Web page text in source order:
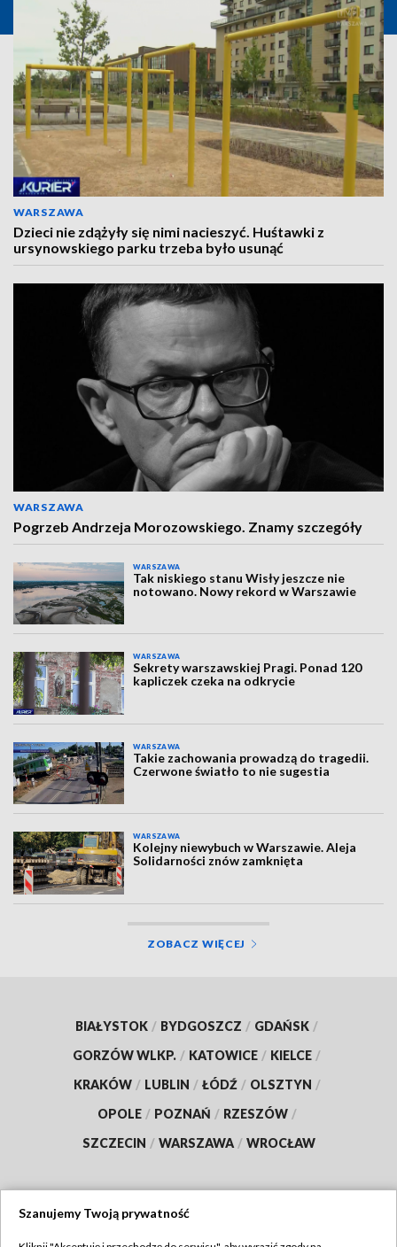
WARSZAWA
Dzieci nie zdążyły się nimi nacieszyć. Huśtawki z
ursynowskiego parku trzeba było usunąć
WARSZAWA
Pogrzeb Andrzeja Morozowskiego. Znamy szczegóły
WARSZAWA
Tak niskiego stanu Wisły jeszcze nie
notowano. Nowy rekord w Warszawie
WARSZAWA
Sekrety warszawskiej Pragi. Ponad 120
kapliczek czeka na odkrycie
WARSZAWA
Takie zachowania prowadzą do tragedii.
Czerwone światło to nie sugestia
WARSZAWA
Kolejny niewybuch w Warszawie. Aleja
Solidarności znów zamknięta
ZOBACZ WIĘCEJ
BIAŁYSTOK / BYDGOSZCZ / GDAŃSK /
GORZÓW WLKP. / KATOWICE / KIELCE /
KRAKÓW / LUBLIN / ŁÓDŹ / OLSZTYN /
OPOLE / POZNAŃ / RZESZÓW /
SZCZECIN / WARSZAWA / WROCŁAW
Szanujemy Twoją prywatność